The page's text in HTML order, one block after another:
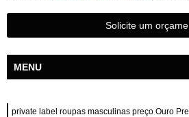
Solicite um
MENU
private label roupas masculinas preço Ouro